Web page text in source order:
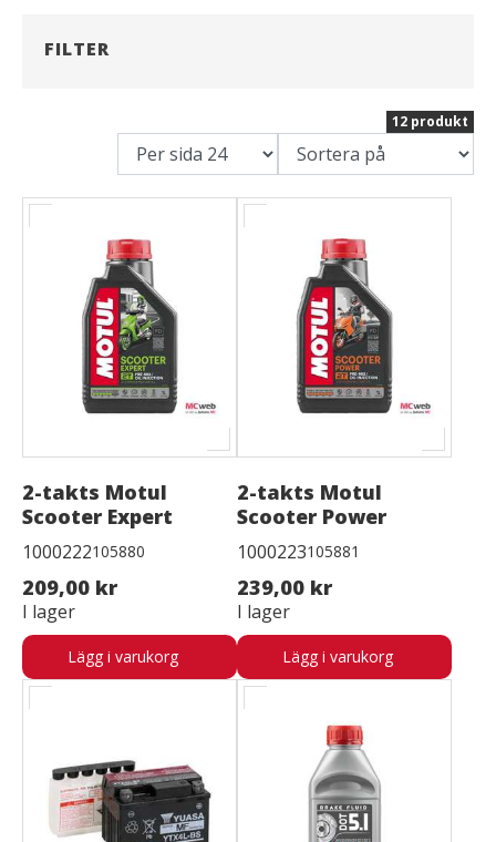
FILTER
12 produkt
2-takts Motul
Scooter Expert
1000222105880
209,00 kr
I lager
Lägg i varukorg
2-takts Motul
Scooter Power
1000223105881
239,00 kr
I lager
Lägg i varukorg